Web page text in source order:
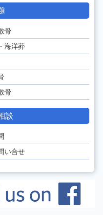
骨
海洋葬
骨
談
い合せ